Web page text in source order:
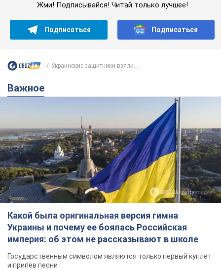
Жми! Подписывайся! Читай только лучшее!
Подписаться Подписаться
Украинские защитники взяли...
Важное
Какой была оригинальная версия гимна
Украины и почему ее боялась Российская
империя: об этом не рассказывают в школе
Государственным символом являются только первый куплет
и припев песни